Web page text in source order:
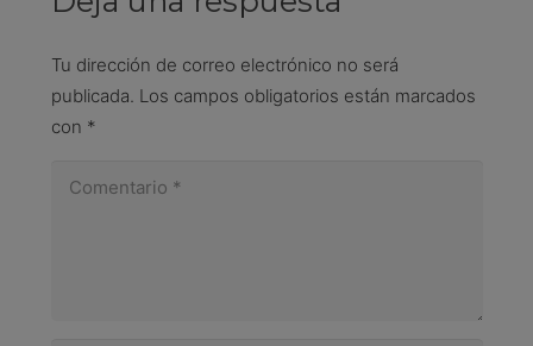
Tu dirección de correo electrónico no será
publicada. Los campos obligatorios están marcados
con *